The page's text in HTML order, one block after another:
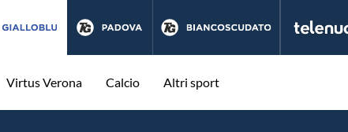
Virtus Verona Calcio Altri sport